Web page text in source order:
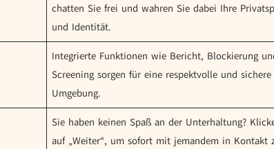
chatten Sie frei und wahren Sie dabei Ihre
und Identität.
Integrierte Funktionen wie Bericht, Blockierung
Screening sorgen für eine respektvolle und sichere
Umgebung.
Sie haben keinen Spaß an der Unterhaltung?
auf „Weiter“, um sofort mit jemandem in Kontakt